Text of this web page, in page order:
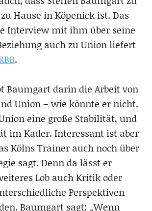
Hause in Köpenick ist. Das
Interview mit ihm über seine
auch zu Union liefert
.
Baumgart darin die Arbeit von
Union – wie könnte er nicht.
eine große Stabilität, und
im Kader. Interessant ist aber
Kölns Trainer auch noch über
sagt. Denn da lässt er
Lob auch Kritik oder
Perspektiven
Baumgart sagt: „Wenn